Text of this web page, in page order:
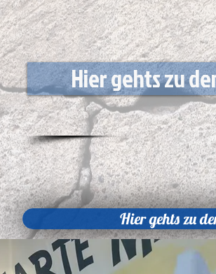
Hier gehts zu
Hier gehts zu